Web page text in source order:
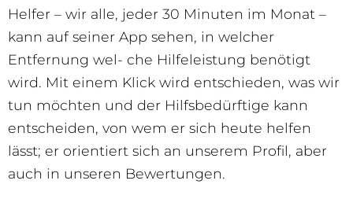
Helfer – wir alle, jeder 30 Minuten im Monat –
kann auf seiner App sehen, in welcher
Entfernung wel- che Hilfeleistung benötigt
wird. Mit einem Klick wird entschieden, was wir
tun möchten und der Hilfsbedürftige kann
entscheiden, von wem er sich heute helfen
lässt; er orientiert sich an unserem Profil, aber
auch in unseren Bewertungen.